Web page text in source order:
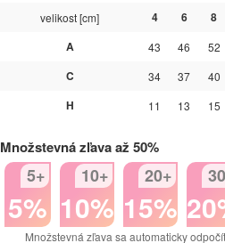
velikost [cm] 4 6 8
A
43 46 52
C 34 37 40
H 11 13 15
Množstevná zľava až 50%
5+
5%
10+
10%
20+
15%
Množstevná zľava sa automaticky